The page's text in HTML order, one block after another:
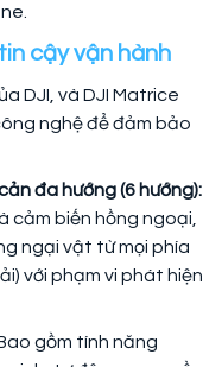
cậy vận hành
DJI, và DJI Matrice
nghệ để đảm bảo
đa hướng (6 hướng):
cảm biến hồng ngoại,
ngại vật từ mọi phía
với phạm vi phát hiện
gồm tính năng